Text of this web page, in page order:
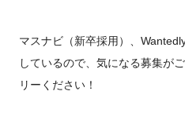
マスナビ（新卒採用）、
しているので、気になる募集が
リーください！